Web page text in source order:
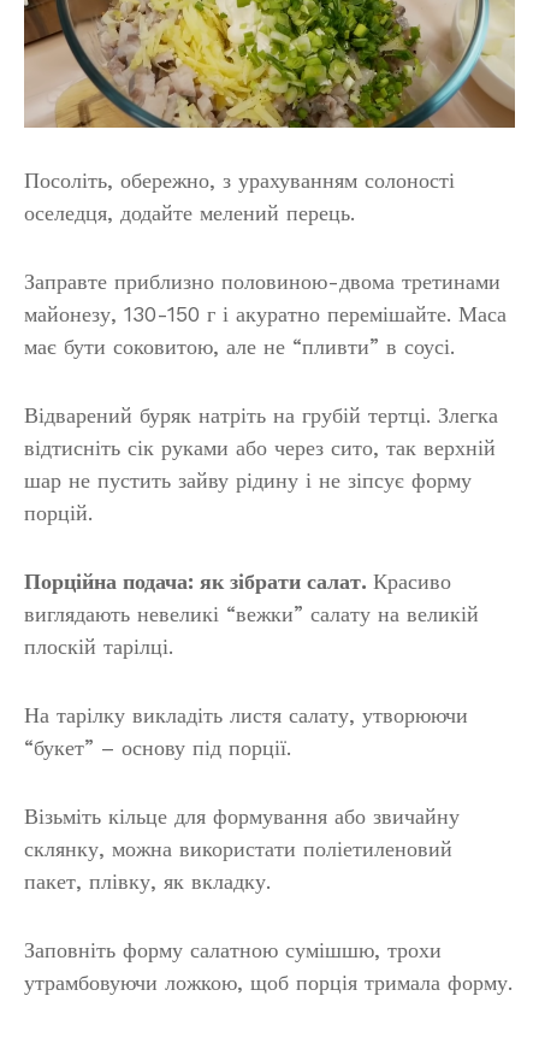
Посоліть, обережно, з урахуванням солоності
оселедця, додайте мелений перець.
Заправте приблизно половиною-двома третинами
майонезу, 130-150 г і акуратно перемішайте. Маса
має бути соковитою, але не “пливти” в соусі.
Відварений буряк натріть на грубій тертці. Злегка
відтисніть сік руками або через сито, так верхній
шар не пустить зайву рідину і не зіпсує форму
порцій.
Порційна подача: як зібрати салат. Красиво
виглядають невеликі “вежки” салату на великій
плоскій тарілці.
На тарілку викладіть листя салату, утворюючи
“букет” – основу під порції.
Візьміть кільце для формування або звичайну
склянку, можна використати поліетиленовий
пакет, плівку, як вкладку.
Заповніть форму салатною сумішшю, трохи
утрамбовуючи ложкою, щоб порція тримала форму.